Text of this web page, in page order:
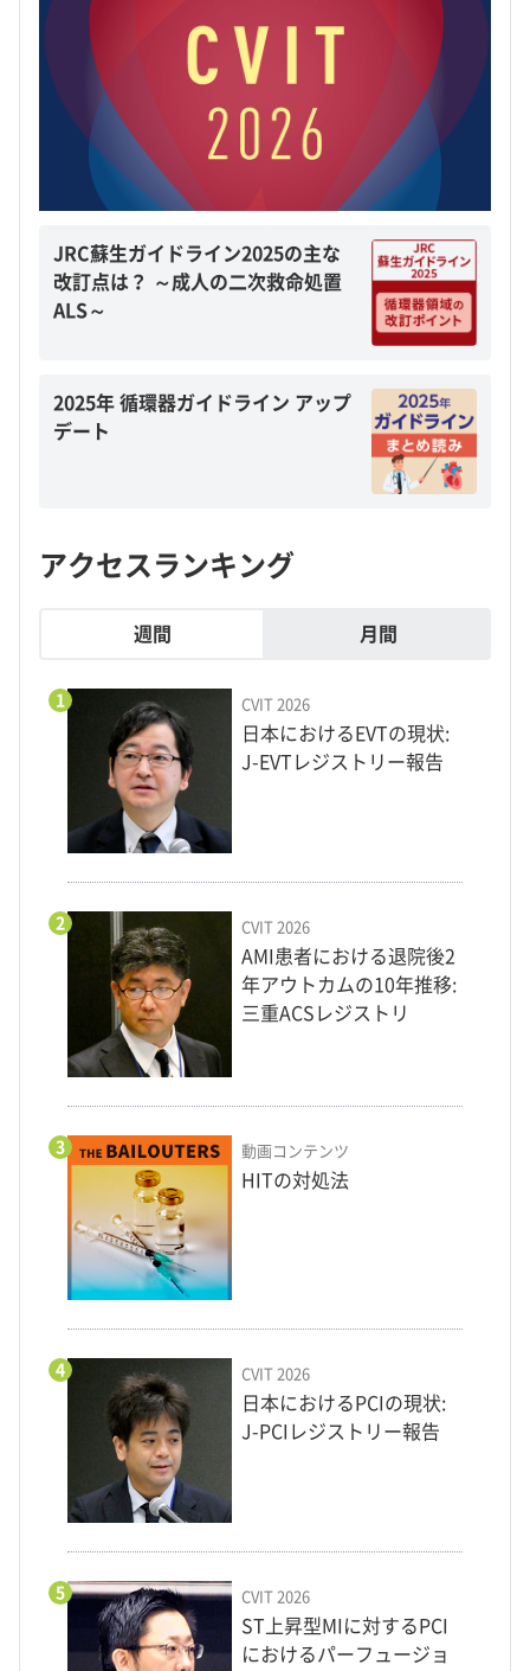
JRC蘇生ガイドライン2025の主な
改訂点は？ ～成人の二次救命処置
ALS～
2025年 循環器ガイドライン アップ
デート
アクセスランキング
週間 月間
1 CVIT 2026
日本におけるEVTの現状:
J-EVTレジストリー報告
2 CVIT 2026
AMI患者における退院後2
年アウトカムの10年推移:
三重ACSレジストリ
3 動画コンテンツ
HITの対処法
4 CVIT 2026
日本におけるPCIの現状:
J-PCIレジストリー報告
5 CVIT 2026
ST上昇型MIに対するPCI
におけるパーフュージョ